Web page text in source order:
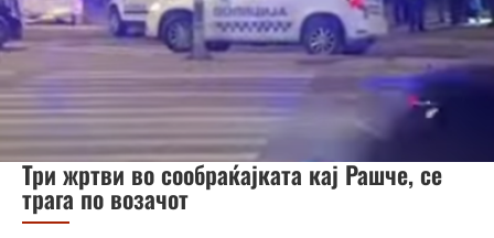
Три жртви во сообраќајката кај Рашче, се
трага по возачот